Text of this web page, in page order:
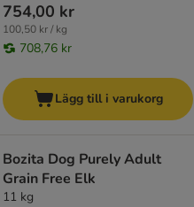
754,00 kr
100,50 kr / kg
708,76 kr
Lägg till i varukorg
Bozita Dog Purely Adult
Grain Free Elk
11 kg